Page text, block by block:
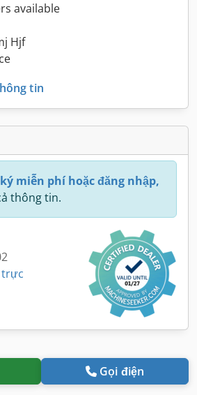
available
Hjf
tin
miễn phí hoặc đăng nhập,
thông tin.
trực
Gọi điện